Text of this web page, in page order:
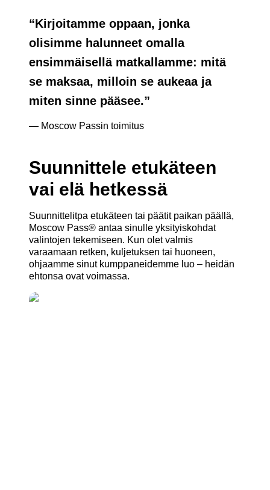
“Kirjoitamme oppaan, jonka
olisimme halunneet omalla
ensimmäisellä matkallamme: mitä
se maksaa, milloin se aukeaa ja
miten sinne pääsee.”
— Moscow Passin toimitus
Suunnittele etukäteen
vai elä hetkessä
Suunnittelitpa etukäteen tai päätit paikan päällä,
Moscow Pass® antaa sinulle yksityiskohdat
valintojen tekemiseen. Kun olet valmis
varaamaan retken, kuljetuksen tai huoneen,
ohjaamme sinut kumppaneidemme luo – heidän
ehtonsa ovat voimassa.